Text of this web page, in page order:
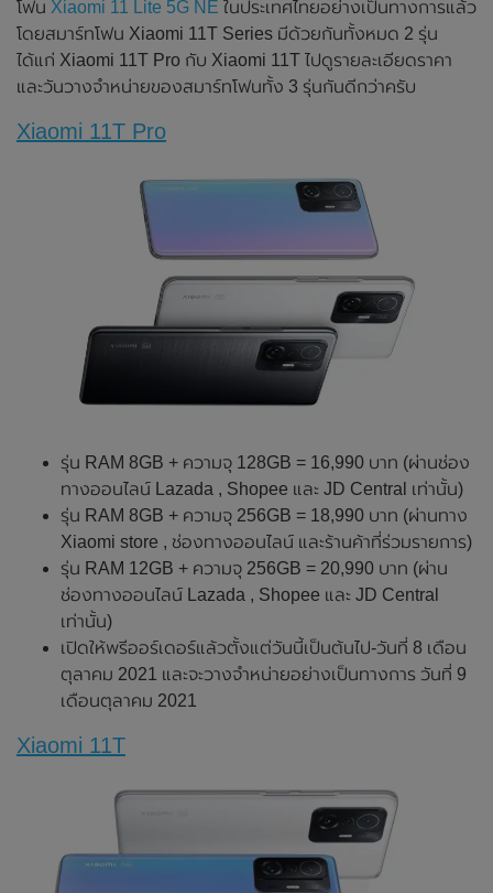
โฟน Xiaomi 11 Lite 5G NE ในประเทศไทยอย่างเป็นทางการแล้ว
โดยสมาร์ทโฟน Xiaomi 11T Series มีด้วยกันทั้งหมด 2 รุ่น
ได้แก่ Xiaomi 11T Pro กับ Xiaomi 11T ไปดูรายละเอียดราคา
และวันวางจำหน่ายของสมาร์ทโฟนทั้ง 3 รุ่นกันดีกว่าครับ
Xiaomi 11T Pro
รุ่น RAM 8GB + ความจุ 128GB = 16,990 บาท (ผ่านช่อง
ทางออนไลน์ Lazada , Shopee และ JD Central เท่านั้น)
รุ่น RAM 8GB + ความจุ 256GB = 18,990 บาท (ผ่านทาง
Xiaomi store , ช่องทางออนไลน์ และร้านค้าที่ร่วมรายการ)
รุ่น RAM 12GB + ความจุ 256GB = 20,990 บาท (ผ่าน
ช่องทางออนไลน์ Lazada , Shopee และ JD Central
เท่านั้น)
เปิดให้พรีออร์เดอร์แล้วตั้งแต่วันนี้เป็นต้นไป-วันที่ 8 เดือน
ตุลาคม 2021 และจะวางจำหน่ายอย่างเป็นทางการ วันที่ 9
เดือนตุลาคม 2021
Xiaomi 11T